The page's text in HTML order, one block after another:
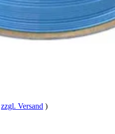
zzgl. Versand )